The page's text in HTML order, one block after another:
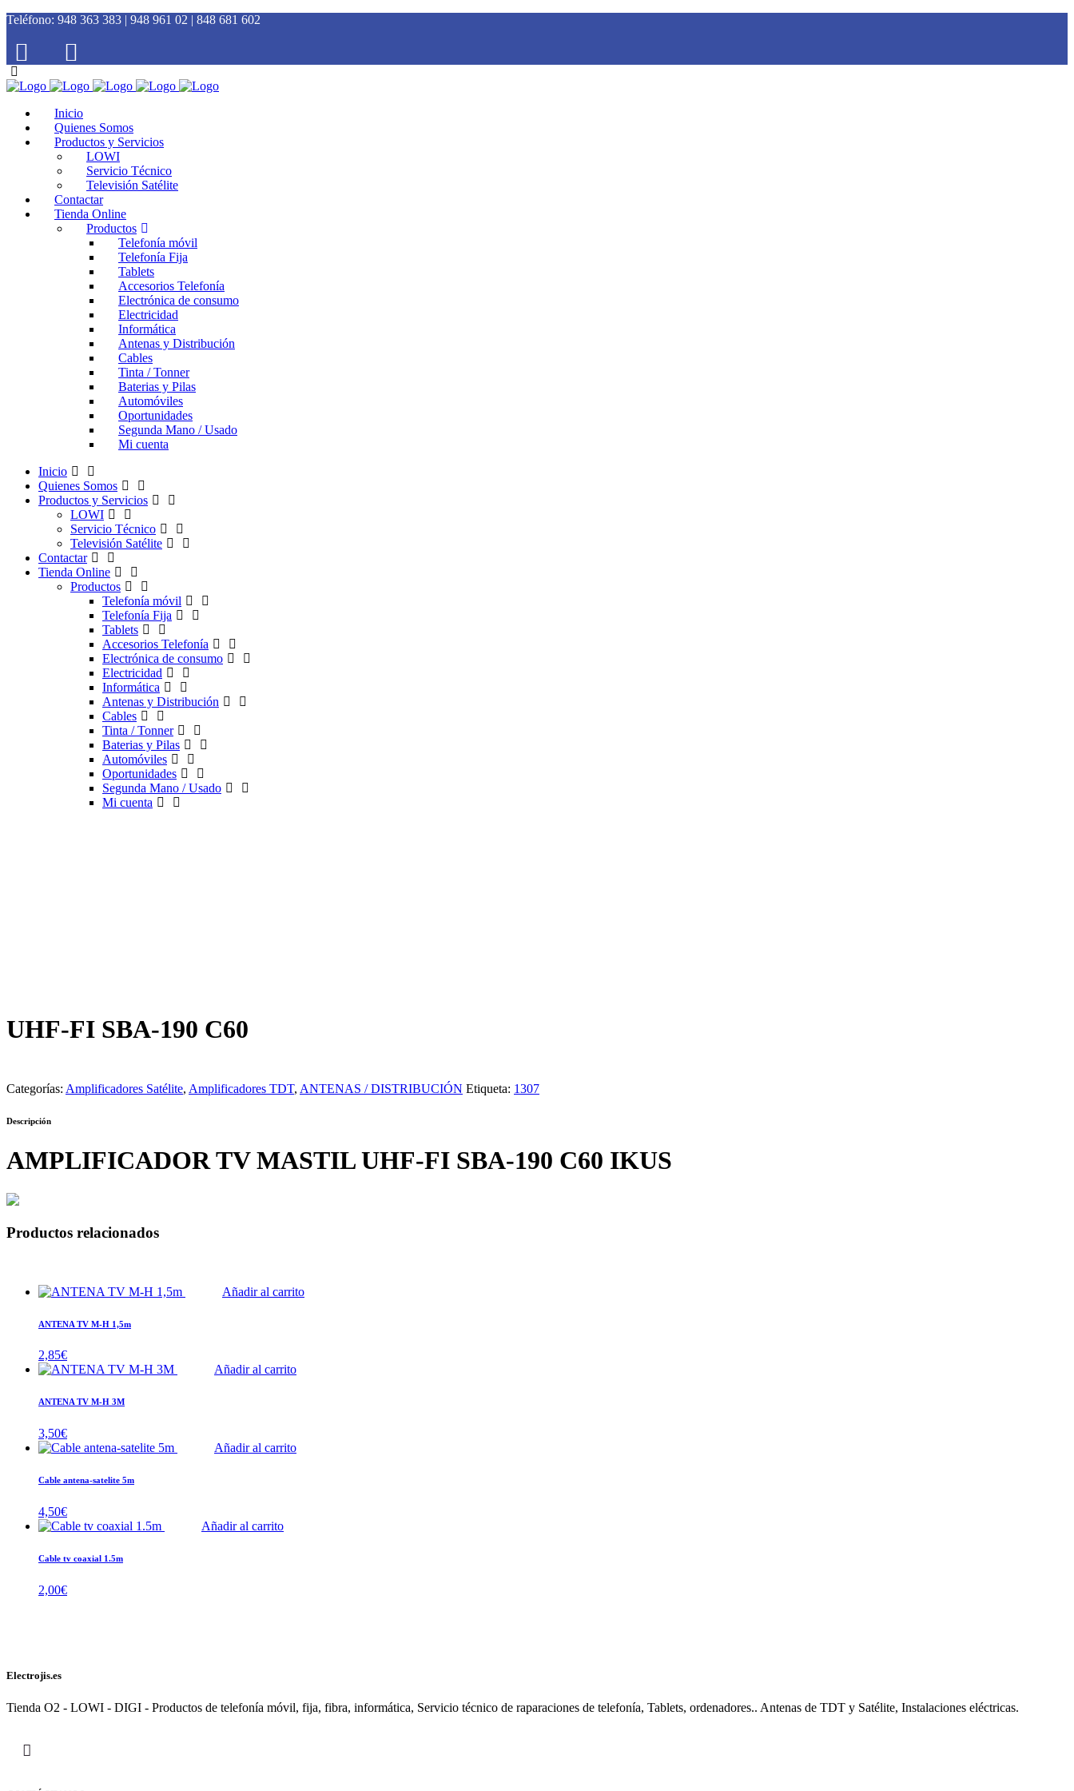
Teléfono: 948 363 383 | 948 961 02 | 848 681 602
Inicio
Quienes Somos
Productos y Servicios
LOWI
Servicio Técnico
Televisión Satélite
Contactar
Tienda Online
Productos
Telefonía móvil
Telefonía Fija
Tablets
Accesorios Telefonía
Electrónica de consumo
Electricidad
Informática
Antenas y Distribución
Cables
Tinta / Tonner
Baterias y Pilas
Automóviles
Oportunidades
Segunda Mano / Usado
Mi cuenta
Inicio
Quienes Somos
Productos y Servicios
LOWI
Servicio Técnico
Televisión Satélite
Contactar
Tienda Online
Productos
Telefonía móvil
Telefonía Fija
Tablets
Accesorios Telefonía
Electrónica de consumo
Electricidad
Informática
Antenas y Distribución
Cables
Tinta / Tonner
Baterias y Pilas
Automóviles
Oportunidades
Segunda Mano / Usado
Mi cuenta
UHF-FI SBA-190 C60
Categorías: Amplificadores Satélite, Amplificadores TDT, ANTENAS / DISTRIBUCIÓN Etiqueta: 1307
Descripción
AMPLIFICADOR TV MASTIL UHF-FI SBA-190 C60 IKUS
Productos relacionados
Añadir al carrito
ANTENA TV M-H 1,5m
2,85€
Añadir al carrito
ANTENA TV M-H 3M
3,50€
Añadir al carrito
Cable antena-satelite 5m
4,50€
Añadir al carrito
Cable tv coaxial 1.5m
2,00€
Electrojis.es
Tienda O2 - LOWI - DIGI - Productos de telefonía móvil, fija, fibra, informática, Servicio técnico de raparaciones de telefonía, Tablets, ordenadores.. Antenas de TDT y Satélite, Instalaciones eléctricas.